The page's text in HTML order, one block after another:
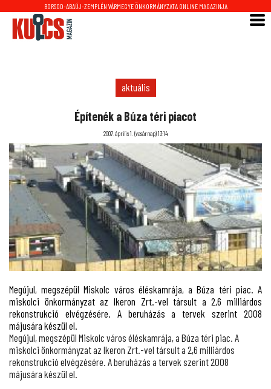
BORSOD-ABAÚJ-ZEMPLÉN VÁRMEGYE ÖNKORMÁNYZATA ONLINE MAGAZINJA
aktuális
Építenék a Búza téri piacot
2007. április 1. (vasárnap) 13:14
Megújul, megszépül Miskolc város éléskamrája, a Búza téri piac. A
miskolci önkormányzat az Ikeron Zrt.-vel társult a 2,6 milliárdos
rekonstrukció elvégzésére. A beruházás a tervek szerint 2008
májusára készül el.
Megújul, megszépül Miskolc város éléskamrája, a Búza téri piac. A
miskolci önkormányzat az Ikeron Zrt.-vel társult a 2,6 milliárdos
rekonstrukció elvégzésére. A beruházás a tervek szerint 2008
májusára készül el.